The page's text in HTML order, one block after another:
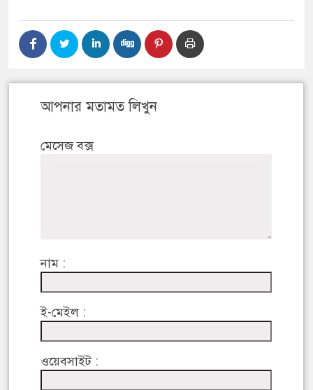
আপনার মতামত লিখুন
মেসেজ বক্স
নাম :
ই-মেইল :
ওয়েবসাইট :